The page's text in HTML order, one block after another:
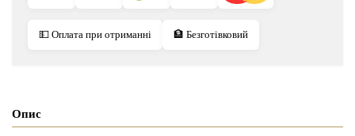
💵 Оплата при отриманні 🏦 Безготівковий
Опис